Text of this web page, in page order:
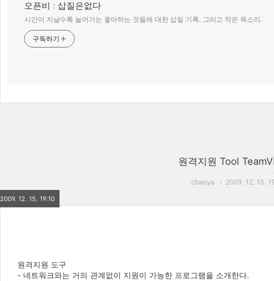
오픈비 : 삽질은없다
시간이 지날수록 늘어가는 좋아하는 것들에 대한 삽질 기록. 그리고 작은 목소리.
구독하기
원격지원 Tool
chaeya 2009. 12. 15.
2009. 12. 15. 19:10
원격지원 도구
- 네트워크와는 거의 관계없이 지원이 가능한 프로그램을 소개한다.